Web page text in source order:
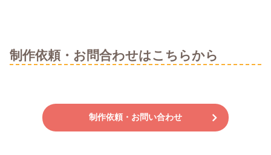
制作依頼・お問合わせはこちらから
制作依頼・お問い合わせ